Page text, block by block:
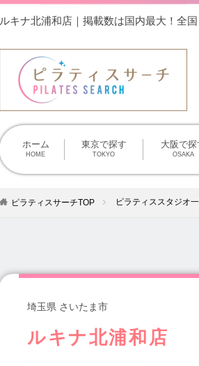
ルキナ北浦和店｜掲載数は国内最大！全
ホーム
HOME
東京で探す
TOKYO
大阪で探
OSAKA
ピラティスサーチTOP ピラティススタジオ
埼玉県 さいたま市
ルキナ北浦和店